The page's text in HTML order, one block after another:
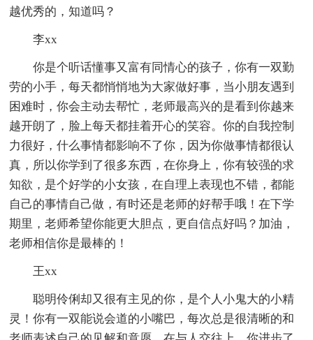
越优秀的，知道吗？
李xx
你是个听话懂事又富有同情心的孩子，你有一双勤
劳的小手，每天都悄悄地为大家做好事，当小朋友遇到
困难时，你会主动去帮忙，老师最高兴的是看到你越来
越开朗了，脸上每天都挂着开心的笑容。你的自我控制
力很好，什么事情都影响不了你，因为你做事情都很认
真，所以你学到了很多东西，在你身上，你有较强的求
知欲，是个好学的小女孩，在自理上表现也不错，都能
自己的事情自己做，有时还是老师的好帮手哦！在下学
期里，老师希望你能更大胆点，更自信点好吗？加油，
老师相信你是最棒的！
王xx
聪明伶俐却又很有主见的你，是个人小鬼大的小精
灵！你有一双能说会道的小嘴巴，每次总是很清晰的和